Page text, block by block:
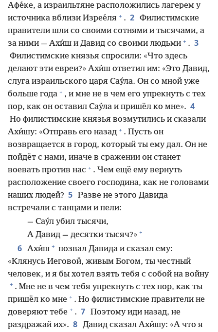
Афе́ке, а израильтяне расположились лагерем у
источника вблизи Изрее́ля + . 2 Филистимские
правители шли со своими сотнями и тысячами, а
за ними — Ахи́ш и Давид со своими людьми + . 3
Филистимские князья спросили: «Что здесь
делают эти евреи?» Ахи́ш ответил им: «Это Давид,
слуга израильского царя Сау́ла. Он со мной уже
больше года + , и мне не в чем его упрекнуть с тех
пор, как он оставил Сау́ла и пришёл ко мне». 4
Но филистимские князья возмутились и сказали
Ахи́шу: «Отправь его назад + . Пусть он
возвращается в город, который ты ему дал. Он не
пойдёт с нами, иначе в сражении он станет
воевать против нас + . Чем ещё ему вернуть
расположение своего господина, как не головами
наших людей? 5 Разве не этого Давида
встречали с танцами и пели:
— Сау́л убил тысячи,
А Давид — десятки тысяч?» +
6 Ахи́ш + позвал Давида и сказал ему:
«Клянусь Иеговой, живым Богом, ты честный
человек, и я бы хотел взять тебя с собой на войну
+ . Мне не в чем тебя упрекнуть с тех пор, как ты
пришёл ко мне + . Но филистимские правители не
доверяют тебе + . 7 Поэтому иди назад, не
раздражай их». 8 Давид сказал Ахи́шу: «А что я